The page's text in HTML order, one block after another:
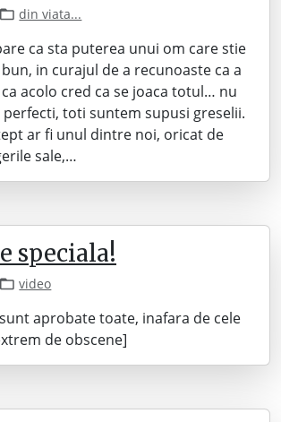
din viata...
ca sta puterea unui om care stie
in curajul de a recunoaste ca a
acolo cred ca se joaca totul… nu
perfecti, toti suntem supusi greselii.
ar fi unul dintre noi, oricat de
sale,…
speciala!
video
aprobate toate, inafara de cele
de obscene]